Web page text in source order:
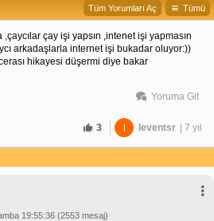
Tümü
Tüm Yorumları Aç
çay işi yapsın ,intenet işi yapmasın
arkadaşlarla internet işi bukadar oluyor:))
hikayesi düşermi diye bakar
Yoruma Git
3 l leventsr | 7 yıl
19:55:36 (2553 mesaj)